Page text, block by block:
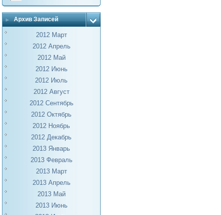
Архив Записей
2012 Март
2012 Апрель
2012 Май
2012 Июнь
2012 Июль
2012 Август
2012 Сентябрь
2012 Октябрь
2012 Ноябрь
2012 Декабрь
2013 Январь
2013 Февраль
2013 Март
2013 Апрель
2013 Май
2013 Июнь